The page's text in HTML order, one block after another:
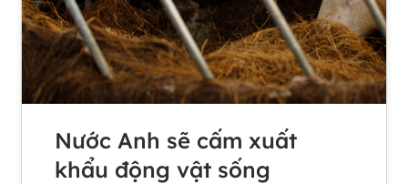
Nước Anh sẽ cấm xuất
khẩu động vật sống